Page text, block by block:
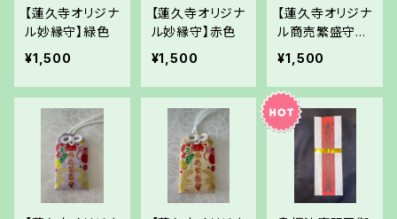
【蓮久寺オリジナ
ル妙縁守】緑色
¥1,500
【蓮久寺オリジナ
ル妙縁守】赤色
¥1,500
【蓮久寺オリジナ
ル商売繁盛守】
白色
¥1,500